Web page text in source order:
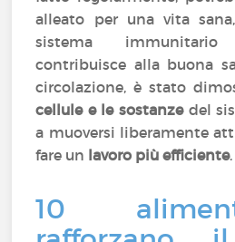
alleato per una vita
sistema
contribuisce alla buona
circolazione, è stato
cellule e le sostanzedel
a muoversi liberamente
fare un lavoro più efficiente.
10